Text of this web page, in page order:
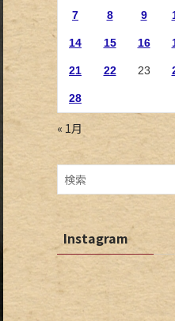
7 8 9
14 15 16
21 22 23
28
« 1月
Instagram